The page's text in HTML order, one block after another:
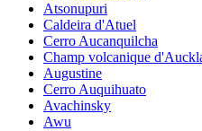
Atsonupuri
Caldeira d'Atuel
Cerro Aucanquilcha
Champ volcanique
Augustine
Cerro Auquihuato
Avachinsky
Awu